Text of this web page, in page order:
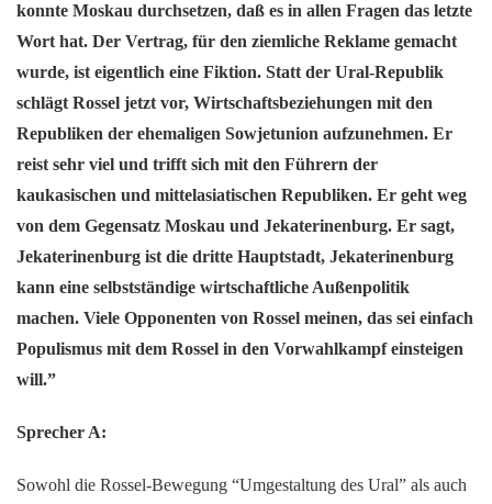
konnte Moskau durchsetzen, daß es in allen Fragen das letzte
Wort hat. Der Vertrag, für den ziemliche Reklame gemacht
wurde, ist eigentlich eine Fiktion. Statt der Ural-Republik
schlägt Rossel jetzt vor, Wirtschaftsbeziehungen mit den
Republiken der ehemaligen Sowjetunion aufzunehmen. Er
reist sehr viel und trifft sich mit den Führern der
kaukasischen und mittelasiatischen Republiken. Er geht weg
von dem Gegensatz Moskau und Jekaterinenburg. Er sagt,
Jekaterinenburg ist die dritte Hauptstadt, Jekaterinenburg
kann eine selbstständige wirtschaftliche Außenpolitik
machen. Viele Opponenten von Rossel meinen, das sei einfach
Populismus mit dem Rossel in den Vorwahlkampf einsteigen
will.”
Sprecher A:
Sowohl die Rossel-Bewegung “Umgestaltung des Ural” als auch